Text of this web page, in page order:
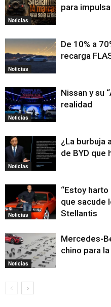
Noticias
para
Noticias
De 10% a
recarga
Noticias
Nissan y su
realidad
Noticias
¿La burbuja
de BYD que
Noticias
“Estoy
que sacude
Stellantis
Noticias
Mercedes-
chino para